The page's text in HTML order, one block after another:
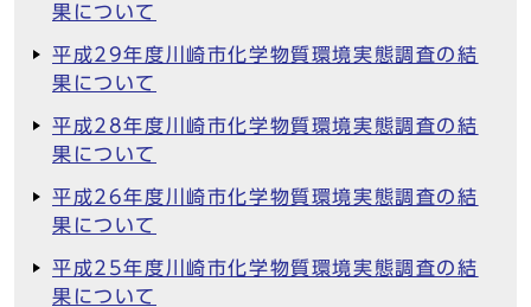
果について
平成29年度川崎市化学物質環境実態調査の結
果について
平成28年度川崎市化学物質環境実態調査の結
果について
平成26年度川崎市化学物質環境実態調査の結
果について
平成25年度川崎市化学物質環境実態調査の結
果について